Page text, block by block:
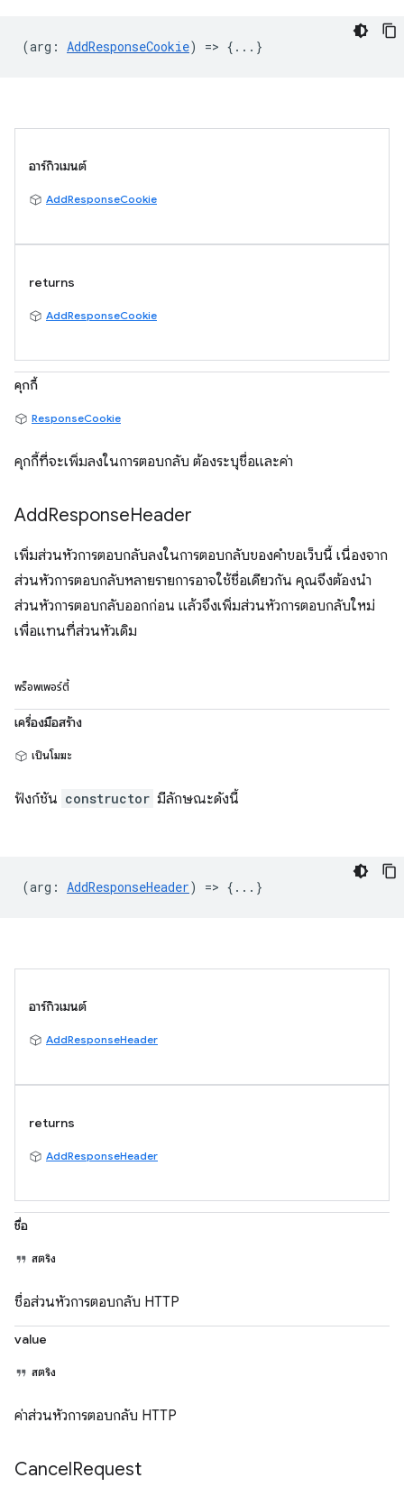
(arg : AddResponseCookie) => {...}
อาร์กิวเมนต์
AddResponseCookie
returns
AddResponseCookie
คุกกี้
ResponseCookie
คุกกี้ที่จะเพิ่มลงในการตอบกลับ ต้องระบุชื่อและค่า
AddResponseHeader
เพิ่มส่วนหัวการตอบกลับลงในการตอบกลับของคำขอเว็บนี้ เนื่องจาก
ส่วนหัวการตอบกลับหลายรายการอาจใช้ชื่อเดียวกัน คุณจึงต้องนำ
ส่วนหัวการตอบกลับออกก่อน แล้วจึงเพิ่มส่วนหัวการตอบกลับใหม่
เพื่อแทนที่ส่วนหัวเดิม
พร็อพเพอร์ตี้
เครื่องมือสร้าง
เป็นโมฆะ
ฟังก์ชัน constructor มีลักษณะดังนี้
(arg : AddResponseHeader) => {...}
อาร์กิวเมนต์
AddResponseHeader
returns
AddResponseHeader
ชื่อ
สตริง
ชื่อส่วนหัวการตอบกลับ HTTP
value
สตริง
ค่าส่วนหัวการตอบกลับ HTTP
CancelRequest